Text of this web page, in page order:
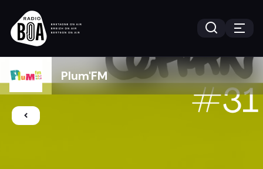
Plum'FM